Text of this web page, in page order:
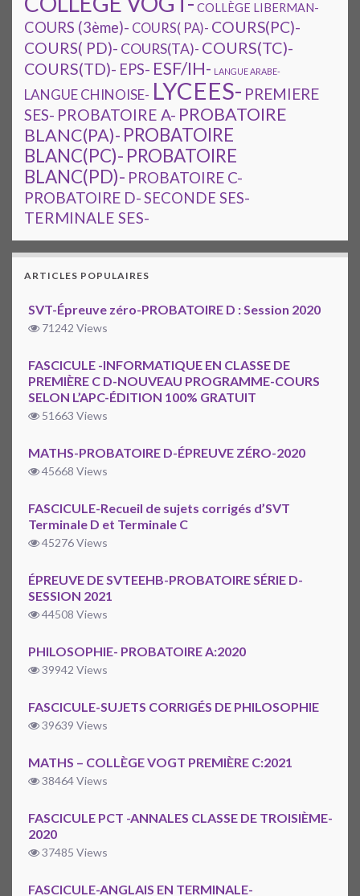
COLLÈGE LIBERMAN-
COURS (3ème)- COURS( PA)- COURS(PC)-
COURS( PD)- COURS(TA)- COURS(TC)-
COURS(TD)- EPS- ESF/IH- LANGUE ARABE-
LANGUE CHINOISE- LYCEES- PREMIERE
SES- PROBATOIRE A- PROBATOIRE
BLANC(PA)- PROBATOIRE
BLANC(PC)- PROBATOIRE
BLANC(PD)- PROBATOIRE C-
PROBATOIRE D-SECONDE SES-
TERMINALE SES-
ARTICLES POPULAIRES
SVT-Épreuve zéro-PROBATOIRE D : Session 2020
71242 Views
FASCICULE -INFORMATIQUE EN CLASSE DE
PREMIÈRE C D-NOUVEAU PROGRAMME-COURS
SELON L’APC-ÉDITION 100% GRATUIT
51663 Views
MATHS-PROBATOIRE D-ÉPREUVE ZÉRO-2020
45668 Views
FASCICULE-Recueil de sujets corrigés d’SVT
Terminale D et Terminale C
45276 Views
ÉPREUVE DE SVTEEHB-PROBATOIRE SÉRIE D-
SESSION 2021
44508 Views
PHILOSOPHIE- PROBATOIRE A:2020
39942 Views
FASCICULE-SUJETS CORRIGÉS DE PHILOSOPHIE
39639 Views
MATHS – COLLÈGE VOGT PREMIÈRE C:2021
38464 Views
FASCICULE PCT -ANNALES CLASSE DE TROISIÈME-
2020
37485 Views
FASCICULE-ANGLAIS EN TERMINALE-